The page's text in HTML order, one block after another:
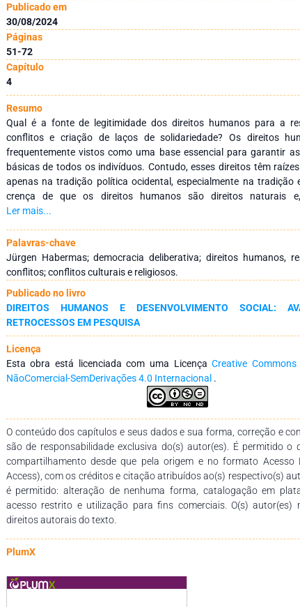
Publicado em
30/08/2024
Páginas
51-72
Capítulo
4
Resumo
Qual é a fonte de legitimidade dos direitos humanos para a
conflitos e criação de laços de solidariedade? Os direitos
frequentemente vistos como uma base essencial para garantir
básicas de todos os indivíduos. Contudo, esses direitos têm
apenas na tradição política ocidental, especialmente na tradição
crença de que os direitos humanos são direitos naturais
irrefutáveis, levanta a questão de que até que ponto podemos
quando tentamos obrigar indivíduos de culturas que não aceitam
humanos a adotar essas normas. Como podemos resolver
tradições culturais e religiosas diferentes, respeitando a
promovendo a aceitação dos direitos humanos? O filósofo
oferece uma perspectiva valiosa para abordar essas questões com
da democracia deliberativa e teoria procedimental do direito. Essa
pode ajudar a legitimar os direitos humanos e facilitar a
contextos multiculturais.
Ler mais...
Palavras-chave
Jürgen Habermas; democracia deliberativa; direitos humanos,
conflitos; conflitos culturais e religiosos.
Publicado no livro
DIREITOS HUMANOS E DESENVOLVIMENTO SOCIAL:
RETROCESSOS EM PESQUISA
Licença
Esta obra está licenciada com uma LicençaCreative
NãoComercial-SemDerivações 4.0 Internacional .
O conteúdo dos capítulos e seus dados e sua forma, correção e
são de responsabilidade exclusiva do(s) autor(es). É permitido o
compartilhamento desde que pela origem e no formato Acesso
Access), com os créditos e citação atribuídos ao(s) respectivo(s)
é permitido: alteração de nenhuma forma, catalogação em
acesso restrito e utilização para fins comerciais. O(s) autor(es)
direitos autorais do texto.
PlumX